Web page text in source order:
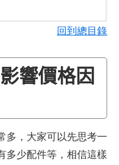
回到總目錄
響價格因
多，大家可以先思考一
多少配件等，相信這樣